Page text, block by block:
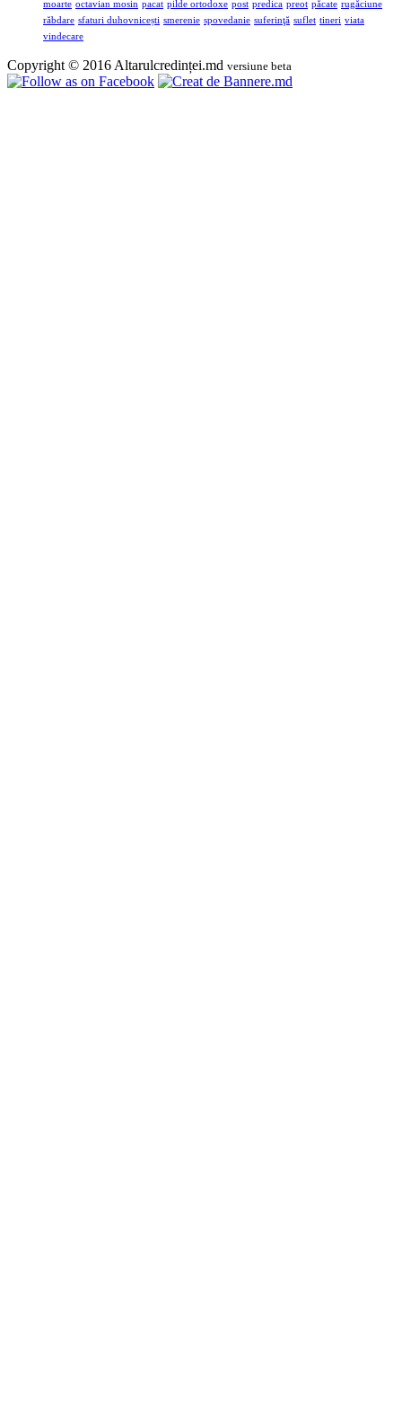
moarte octavian mosin pacat pilde ortodoxe post predica preot păcate rugăciune
răbdare sfaturi duhovnicești smerenie spovedanie suferinţă suflet tineri viata
vindecare
Copyright © 2016 Altarulcredinței.md versiune beta